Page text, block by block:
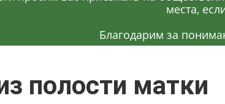
места,
Благодарим за
полости матки